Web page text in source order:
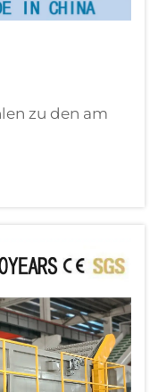
zu den am
nutzen